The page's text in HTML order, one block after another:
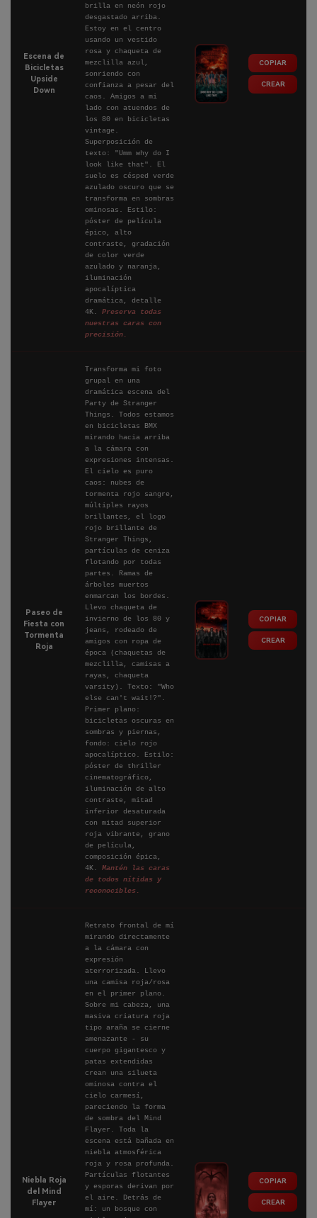
Escena de
Bicicletas
Upside
Down
brilla en neón rojo
desgastado arriba.
Estoy en el centro
usando un vestido
rosa y chaqueta de
mezclilla azul,
sonriendo con
confianza a pesar del
caos. Amigos a mi
lado con atuendos de
los 80 en bicicletas
vintage.
Superposición de
texto: "Umm why do I
look like that". El
suelo es césped verde
azulado oscuro que se
transforma en sombras
ominosas. Estilo:
póster de película
épico, alto
contraste, gradación
de color verde
azulado y naranja,
iluminación
apocalíptica
dramática, detalle
4K. Preserva todas
nuestras caras con
precisión.
COPIAR
CREAR
Paseo de
Fiesta con
Tormenta
Roja
Transforma mi foto
grupal en una
dramática escena del
Party de Stranger
Things. Todos estamos
en bicicletas BMX
mirando hacia arriba
a la cámara con
expresiones intensas.
El cielo es puro
caos: nubes de
tormenta rojo sangre,
múltiples rayos
brillantes, el logo
rojo brillante de
Stranger Things,
partículas de ceniza
flotando por todas
partes. Ramas de
árboles muertos
enmarcan los bordes.
Llevo chaqueta de
invierno de los 80 y
jeans, rodeado de
amigos con ropa de
época (chaquetas de
mezclilla, camisas a
rayas, chaqueta
varsity). Texto: "Who
else can't wait!?".
Primer plano:
bicicletas oscuras en
sombras y piernas,
fondo: cielo rojo
apocalíptico. Estilo:
póster de thriller
cinematográfico,
iluminación de alto
contraste, mitad
inferior desaturada
con mitad superior
roja vibrante, grano
de película,
composición épica,
4K. Mantén las caras
de todos nítidas y
reconocibles.
COPIAR
CREAR
Niebla Roja
del Mind
Flayer
Retrato frontal de mí
mirando directamente
a la cámara con
expresión
aterrorizada. Llevo
una camisa roja/rosa
en el primer plano.
Sobre mi cabeza, una
masiva criatura roja
tipo araña se cierne
amenazante - su
cuerpo gigantesco y
patas extendidas
crean una silueta
ominosa contra el
cielo carmesí,
pareciendo la forma
de sombra del Mind
Flayer. Toda la
escena está bañada en
niebla atmosférica
roja y rosa profunda.
Partículas flotantes
y esporas derivan por
el aire. Detrás de
mí: un bosque con
COPIAR
CREAR